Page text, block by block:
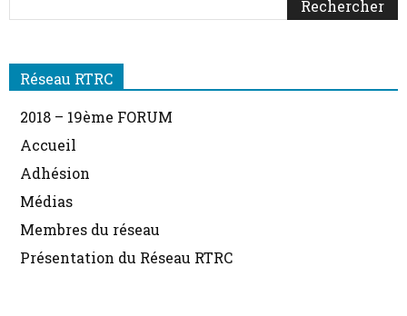
Réseau RTRC
2018 – 19ème FORUM
Accueil
Adhésion
Médias
Membres du réseau
Présentation du Réseau RTRC